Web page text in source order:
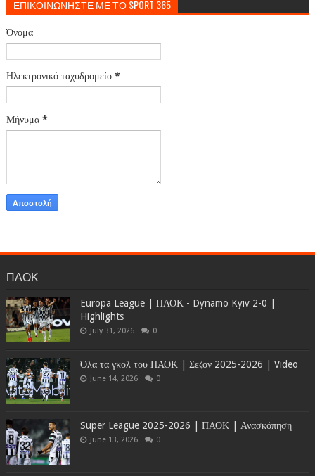
ΕΠΙΚΟΙΝΩΝΗΣΤΕ ΜΕ ΤΟ SPORT 365
Όνομα
Ηλεκτρονικό ταχυδρομείο *
Μήνυμα *
ΠΑΟΚ
Europa League | ΠΑΟΚ - Dynamo Kyiv 2-0 |
Highlights
July 31, 2026 0
Όλα τα γκολ του ΠΑΟΚ | Σεζόν 2025-2026 | Video
June 14, 2026 0
Super League 2025-2026 | ΠΑΟΚ | Ανασκόπηση
June 13, 2026 0